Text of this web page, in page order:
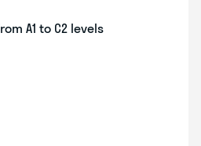
A1 to C2 levels